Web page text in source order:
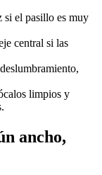
si el pasillo es muy
central si las
limpios y
ancho,